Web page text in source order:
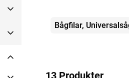
Kategorier
Bågfilar,
13 Produkter